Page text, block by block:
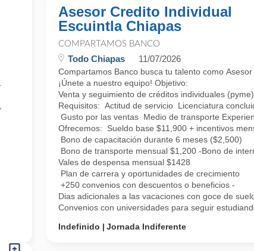
Asesor Credito Individual
Escuintla Chiapas
COMPARTAMOS BANCO
Todo Chiapas 11/07/2026
Compartamos Banco busca tu talento como
¡Únete a nuestro equipo! Objetivo:
Venta y seguimiento de créditos individuales
Requisitos: Actitud de servicio Licenciatura
Gusto por las ventas Medio de transporte
Ofrecemos: Sueldo base $11,900 + incentivos
Bono de capacitación durante 6 meses ($2,500)
Bono de transporte mensual $1,200 -Bono de
Vales de despensa mensual $1428
Plan de carrera y oportunidades de crecimiento
+250 convenios con descuentos o beneficios -
Dias adicionales a las vacaciones con goce de
Convenios con universidades para seguir
Indefinido
Jornada Indiferente